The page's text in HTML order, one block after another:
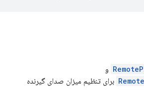
و
برای تنظیم میزان صدای گیرنده